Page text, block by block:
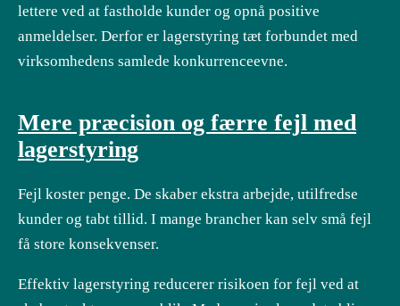
lettere ved at fastholde kunder og opnå positive
anmeldelser. Derfor er lagerstyring tæt forbundet med
virksomhedens samlede konkurrenceevne.
Mere præcision og færre fejl med
lagerstyring
Fejl koster penge. De skaber ekstra arbejde, utilfredse
kunder og tabt tillid. I mange brancher kan selv små fejl
få store konsekvenser.
Effektiv lagerstyring reducerer risikoen for fejl ved at